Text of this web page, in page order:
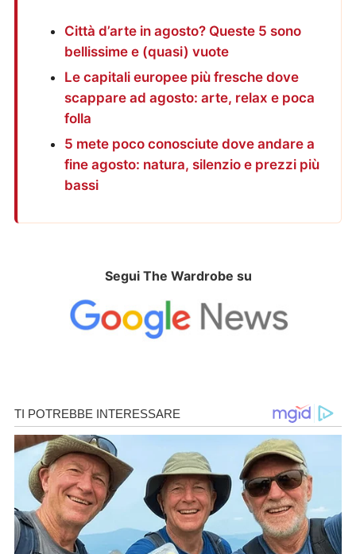
Città d’arte in agosto? Queste 5 sono
bellissime e (quasi) vuote
Le capitali europee più fresche dove
scappare ad agosto: arte, relax e poca
folla
5 mete poco conosciute dove andare a
fine agosto: natura, silenzio e prezzi più
bassi
Segui The Wardrobe su